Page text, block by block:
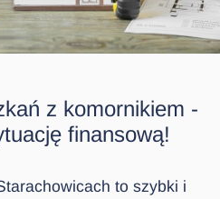
z komornikiem -
finansową!
to szybki i